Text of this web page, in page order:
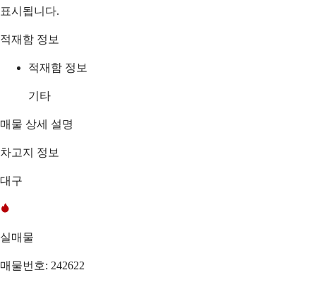
표시됩니다.
적재함 정보
적재함 정보
기타
매물 상세 설명
차고지 정보
대구
실매물
매물번호: 242622